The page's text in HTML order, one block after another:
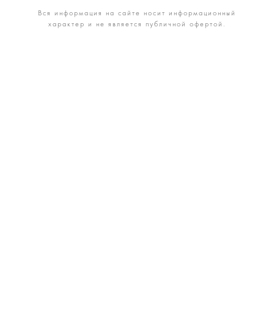
Вся информация на сайте носит информационный
характер и не является публичной офертой.